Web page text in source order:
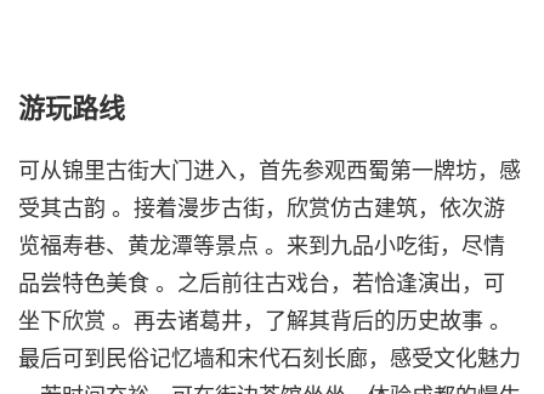
游玩路线
可从锦里古街大门进入，首先参观西蜀第一牌坊，感
受其古韵 。接着漫步古街，欣赏仿古建筑，依次游
览福寿巷、黄龙潭等景点 。来到九品小吃街，尽情
品尝特色美食 。之后前往古戏台，若恰逢演出，可
坐下欣赏 。再去诸葛井，了解其背后的历史故事 。
最后可到民俗记忆墙和宋代石刻长廊，感受文化魅力